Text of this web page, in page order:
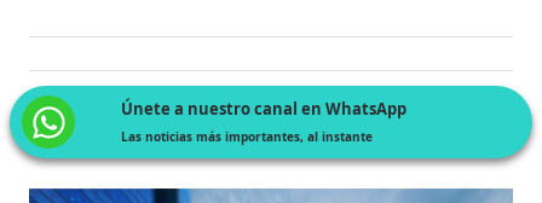
Únete a nuestro canal en WhatsApp
Las noticias más importantes, al instante